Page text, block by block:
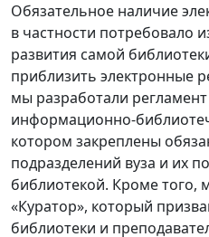
Обязательное наличие
в частности потребовало
развития самой
приблизить электронные
мы разработали
информационно-
котором закреплены
подразделений вуза и их
библиотекой. Кроме того,
«Куратор», который
библиотеки и